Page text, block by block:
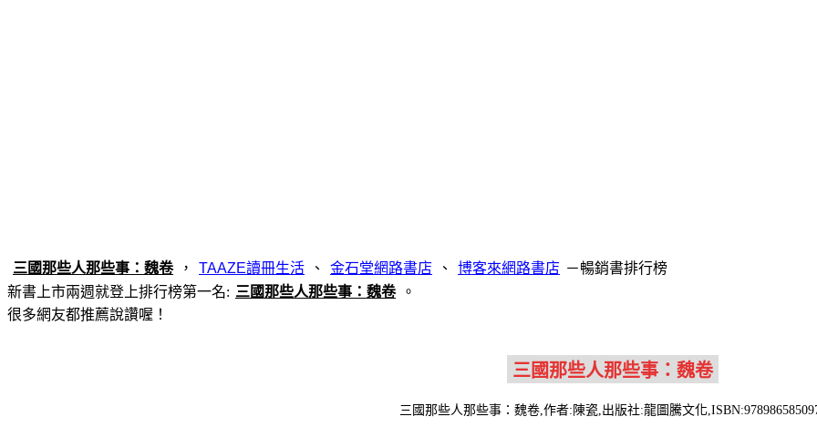
， 、 、
－暢銷書排行榜
新書上市兩週就登上排行榜第一名:
。
很多網友都推薦說讚喔！
三國那些人那些事：魏卷,作者:陳瓷,出版社:龍圖騰文化